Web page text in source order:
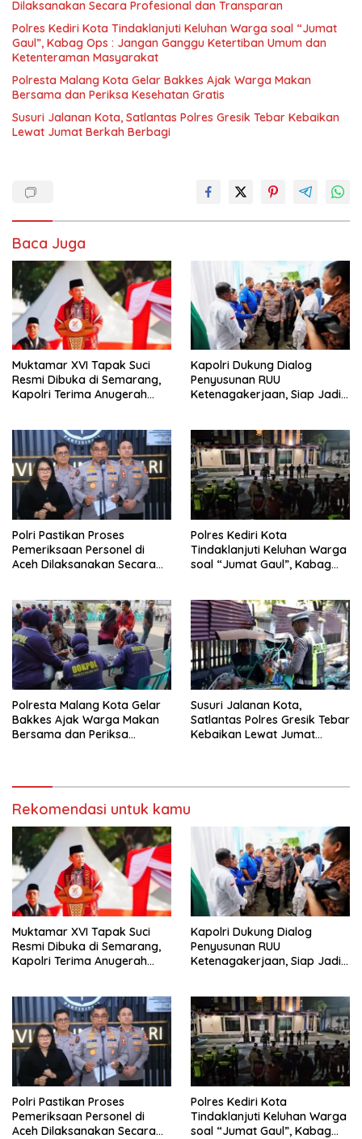
Dilaksanakan Secara Profesional dan Transparan
Polres Kediri Kota Tindaklanjuti Keluhan Warga soal “Jumat
Gaul”, Kabag Ops : Jangan Ganggu Ketertiban Umum dan
Ketenteraman Masyarakat
Polresta Malang Kota Gelar Bakkes Ajak Warga Makan
Bersama dan Periksa Kesehatan Gratis
Susuri Jalanan Kota, Satlantas Polres Gresik Tebar Kebaikan
Lewat Jumat Berkah Berbagi
Baca Juga
Muktamar XVI Tapak Suci
Resmi Dibuka di Semarang,
Kapolri Terima Anugerah
Kapolri Dukung Dialog
Penyusunan RUU
Ketenagakerjaan, Siap Jadi
Polri Pastikan Proses
Pemeriksaan Personel di
Aceh Dilaksanakan Secara
Polres Kediri Kota
Tindaklanjuti Keluhan Warga
soal “Jumat Gaul”, Kabag
Ketenteraman Masyarakat
Polresta Malang Kota Gelar
Bakkes Ajak Warga Makan
Bersama dan Periksa
Susuri Jalanan Kota,
Satlantas Polres Gresik Tebar
Kebaikan Lewat Jumat
Rekomendasi untuk kamu
Muktamar XVI Tapak Suci
Resmi Dibuka di Semarang,
Kapolri Terima Anugerah
Kapolri Dukung Dialog
Penyusunan RUU
Ketenagakerjaan, Siap Jadi
Polri Pastikan Proses
Pemeriksaan Personel di
Aceh Dilaksanakan Secara
Polres Kediri Kota
Tindaklanjuti Keluhan Warga
soal “Jumat Gaul”, Kabag